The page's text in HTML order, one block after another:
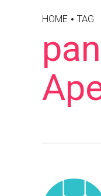
HOME TAG